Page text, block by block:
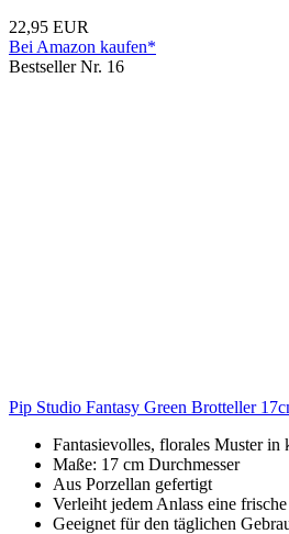
22,95 EUR
Bei Amazon kaufen*
Bestseller Nr. 16
Pip Studio Fantasy Green Brotteller
Fantasievolles, florales Muster in
Maße: 17 cm Durchmesser
Aus Porzellan gefertigt
Verleiht jedem Anlass eine
Geeignet für den täglichen